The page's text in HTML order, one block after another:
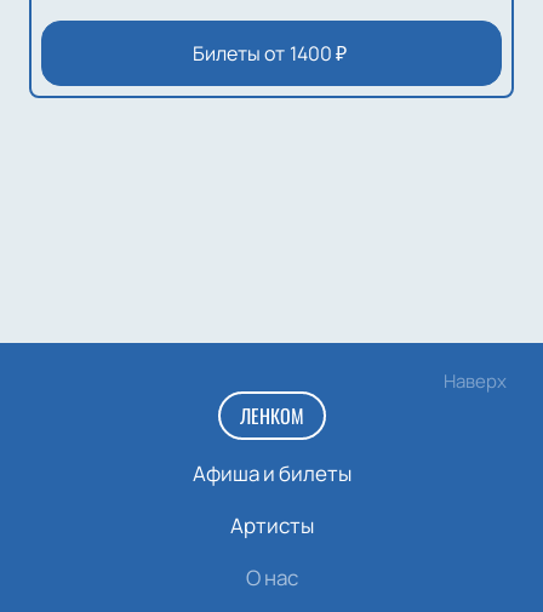
Билеты от 1400₽
Наверх
ЛЕНКОМ
Афиша и билеты
Артисты
О нас